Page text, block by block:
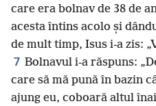
care era bolnav de 38 de
acesta întins acolo și
de mult timp, Isus i-a zis:
7 Bolnavul i-a răspuns:
care să mă pună în bazin
ajung eu, coboară altul